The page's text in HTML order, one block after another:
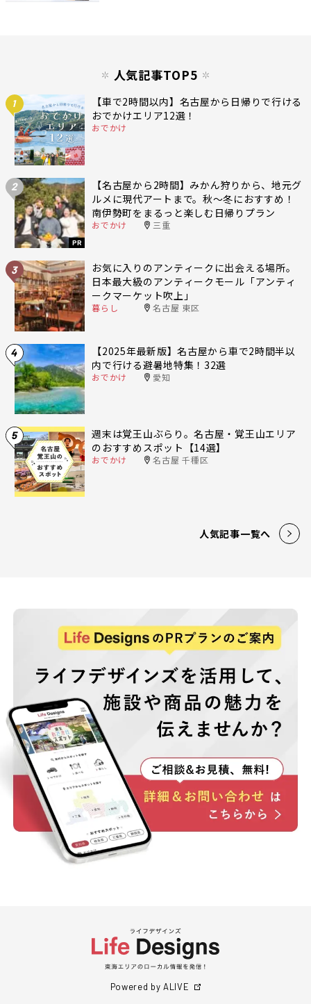
人気記事TOP5
1
【車で2時間以内】名古屋から日帰りで行ける
おでかけエリア12選！
おでかけ
2
PR
【名古屋から2時間】みかん狩りから、地元グ
ルメに現代アートまで。秋〜冬におすすめ！
南伊勢町をまるっと楽しむ日帰りプラン
おでかけ 三重
3
お気に入りのアンティークに出会える場所。
日本最大級のアンティークモール「アンティ
ークマーケット吹上」
暮らし 名古屋 東区
4
【2025年最新版】名古屋から車で2時間半以
内で行ける避暑地特集！32選
おでかけ 愛知
5
週末は覚王山ぶらり。名古屋・覚王山エリア
のおすすめスポット【14選】
おでかけ 名古屋 千種区
人気記事一覧へ
Powered by ALIVE